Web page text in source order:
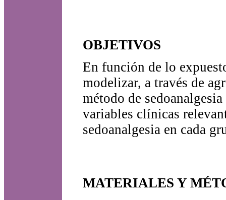
OBJETIVOS
En función de lo
modelizar, a través de
método de
variables clínicas
sedoanalgesia en cada
MATERIALES Y